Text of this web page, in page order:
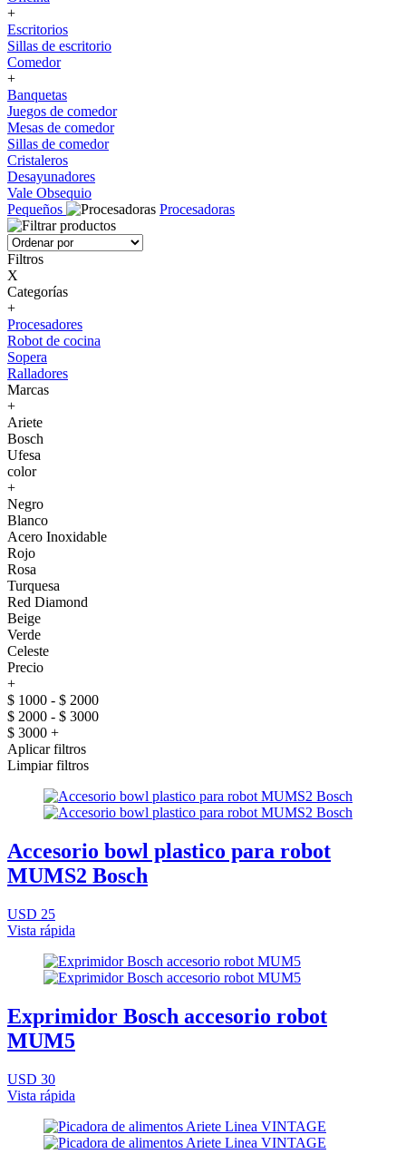
+
Escritorios
Sillas de escritorio
Comedor
+
Banquetas
Juegos de comedor
Mesas de comedor
Sillas de comedor
Cristaleros
Desayunadores
Vale Obsequio
Pequeños
Procesadoras
Filtros
X
Categorías
+
Procesadores
Robot de cocina
Sopera
Ralladores
Marcas
+
Ariete
Bosch
Ufesa
color
+
Negro
Blanco
Acero Inoxidable
Rojo
Rosa
Turquesa
Red Diamond
Beige
Verde
Celeste
Precio
+
$ 1000 - $ 2000
$ 2000 - $ 3000
$ 3000 +
Aplicar filtros
Limpiar filtros
Accesorio bowl plastico para robot
MUMS2 Bosch
USD 25
Vista rápida
Exprimidor Bosch accesorio robot
MUM5
USD 30
Vista rápida